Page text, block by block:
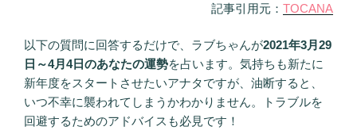
記事引用元： TOCANA
以下の質問に回答するだけで、ラブちゃんが2021年3月29
日～4月4日のあなたの運勢を占います。気持ちも新たに
新年度をスタートさせたいアナタですが、油断すると、
いつ不幸に襲われてしまうかわかりません。トラブルを
回避するためのアドバイスも必見です！